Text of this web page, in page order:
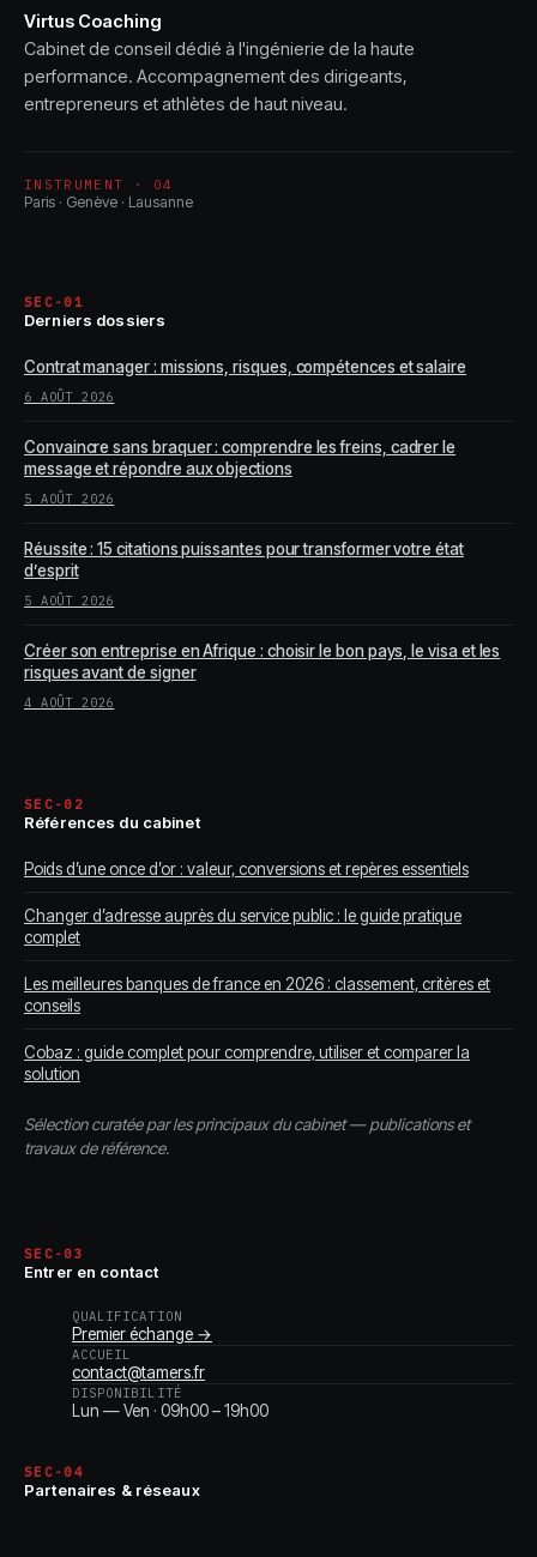
Virtus Coaching
Cabinet de conseil dédié à l'ingénierie de la haute
performance. Accompagnement des dirigeants,
entrepreneurs et athlètes de haut niveau.
INSTRUMENT · 04
Paris · Genève · Lausanne
SEC-01
Derniers dossiers
Contrat manager : missions, risques, compétences et salaire
6 AOÛT 2026
Convaincre sans braquer : comprendre les freins, cadrer le
message et répondre aux objections
5 AOÛT 2026
Réussite : 15 citations puissantes pour transformer votre état
d’esprit
5 AOÛT 2026
Créer son entreprise en Afrique : choisir le bon pays, le visa et les
risques avant de signer
4 AOÛT 2026
SEC-02
Références du cabinet
Poids d’une once d’or : valeur, conversions et repères essentiels
Changer d’adresse auprès du service public : le guide pratique
complet
Les meilleures banques de france en 2026 : classement, critères et
conseils
Cobaz : guide complet pour comprendre, utiliser et comparer la
solution
Sélection curatée par les principaux du cabinet — publications et
travaux de référence.
SEC-03
Entrer en contact
QUALIFICATION
Premier échange →
ACCUEIL
contact@tamers.fr
DISPONIBILITÉ
Lun — Ven · 09h00 – 19h00
SEC-04
Partenaires & réseaux